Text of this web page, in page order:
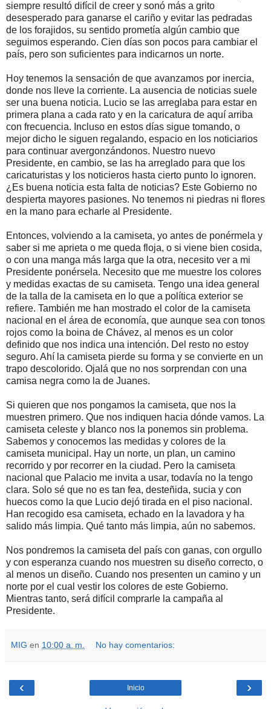
siempre resultó difícil de creer y sonó más a grito
desesperado para ganarse el cariño y evitar las pedradas
de los forajidos, su sentido prometía algún cambio que
seguimos esperando. Cien días son pocos para cambiar el
país, pero son suficientes para indicarnos un norte.
Hoy tenemos la sensación de que avanzamos por inercia,
donde nos lleve la corriente. La ausencia de noticias suele
ser una buena noticia. Lucio se las arreglaba para estar en
primera plana a cada rato y en la caricatura de aquí arriba
con frecuencia. Incluso en estos días sigue tomando, o
mejor dicho le siguen regalando, espacio en los noticiarios
para continuar avergonzándonos. Nuestro nuevo
Presidente, en cambio, se las ha arreglado para que los
caricaturistas y los noticieros hasta cierto punto lo ignoren.
¿Es buena noticia esta falta de noticias? Este Gobierno no
despierta mayores pasiones. No tenemos ni piedras ni flores
en la mano para echarle al Presidente.
Entonces, volviendo a la camiseta, yo antes de ponérmela y
saber si me aprieta o me queda floja, o si viene bien cosida,
o con una manga más larga que la otra, necesito ver a mi
Presidente ponérsela. Necesito que me muestre los colores
y medidas exactas de su camiseta. Tengo una idea general
de la talla de la camiseta en lo que a política exterior se
refiere. También me han mostrado el color de la camiseta
nacional en el área de economía, que aunque sea con tonos
rojos como la boina de Chávez, al menos es un color
definido que nos indica una intención. Del resto no estoy
seguro. Ahí la camiseta pierde su forma y se convierte en un
trapo descolorido. Ojalá que no nos sorprendan con una
camisa negra como la de Juanes.
Si quieren que nos pongamos la camiseta, que nos la
muestren primero. Que nos indiquen hacia dónde vamos. La
camiseta celeste y blanco nos la ponemos sin problema.
Sabemos y conocemos las medidas y colores de la
camiseta municipal. Hay un norte, un plan, un camino
recorrido y por recorrer en la ciudad. Pero la camiseta
nacional que Palacio me invita a usar, todavía no la tengo
clara. Solo sé que no es tan fea, desteñida, sucia y con
huecos como la que Lucio dejó tirada en el piso nacional.
Han recogido esa camiseta, echado en la lavadora y ha
salido más limpia. Qué tanto más limpia, aún no sabemos.
Nos pondremos la camiseta del país con ganas, con orgullo
y con esperanza cuando nos muestren su diseño correcto, o
al menos un diseño. Cuando nos presenten un camino y un
norte por el cual vestir los colores de este Gobierno.
Mientras tanto, será difícil comprarle la campaña al
Presidente.
MIG en 10:00 a. m. No hay comentarios:
‹ ›
Inicio